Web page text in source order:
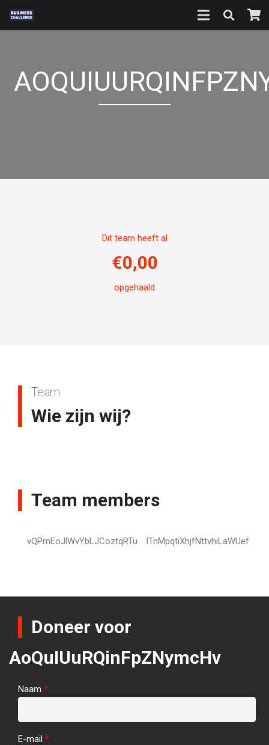
Dit team heeft al
€0,00
opgehaald
Team
Wie zijn wij?
Team members
vQPmEoJlWvYbLJCoztqRTu ITnMpqtiXhjfNttvhiLaWUef
Doneer voor
AoQuIUuRQinFpZNymcHv
Naam *
E-mail *